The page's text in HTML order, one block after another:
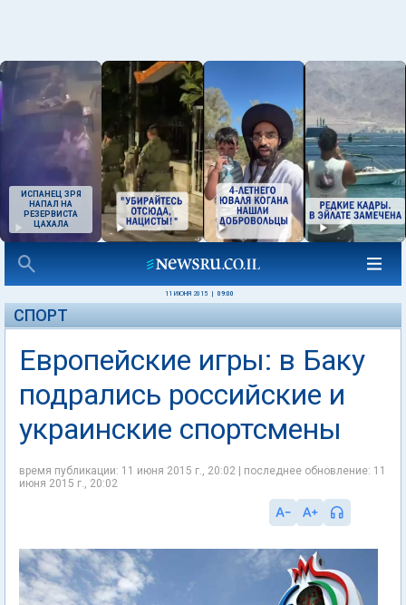
ИСПАНЕЦ ЗРЯ
НАПАЛ НА
РЕЗЕРВИСТА
ЦАХАЛА
11 ИЮНЯ 2015 09:00
СПОРТ
Европейские игры: в Баку
подрались российские и
украинские спортсмены
время публикации: 11 июня 2015 г., 20:02 | последнее обновление: 11
июня 2015 г., 20:02